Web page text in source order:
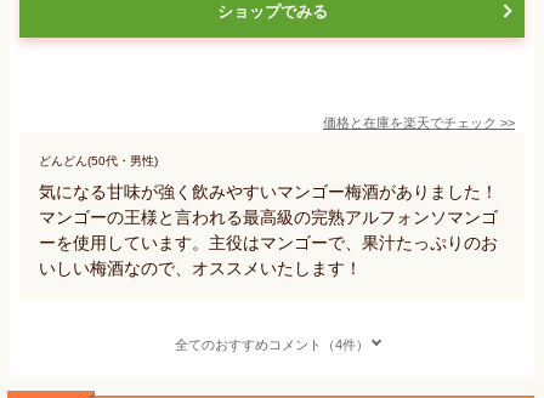
ショップでみる
価格と在庫を楽天でチェック >>
どんどん(50代・男性)
気になる甘味が強く飲みやすいマンゴー梅酒がありました！
マンゴーの王様と言われる最高級の完熟アルフォンソマンゴ
ーを使用しています。主役はマンゴーで、果汁たっぷりのお
いしい梅酒なので、オススメいたします！
全てのおすすめコメント（4件）